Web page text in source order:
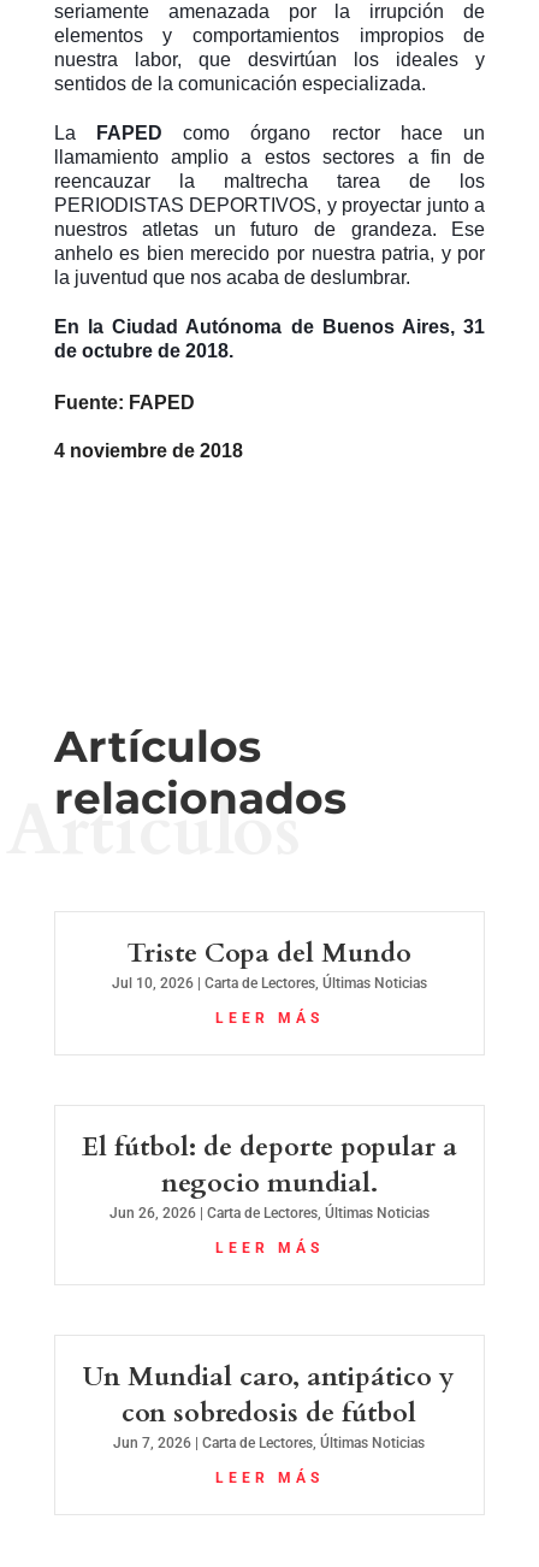
seriamente amenazada por la irrupción de
elementos y comportamientos impropios de
nuestra labor, que desvirtúan los ideales y
sentidos de la comunicación especializada.
La FAPED como órgano rector hace un
llamamiento amplio a estos sectores a fin de
reencauzar la maltrecha tarea de los
PERIODISTAS DEPORTIVOS, y proyectar junto a
nuestros atletas un futuro de grandeza. Ese
anhelo es bien merecido por nuestra patria, y por
la juventud que nos acaba de deslumbrar.
En la Ciudad Autónoma de Buenos Aires, 31
de octubre de 2018.
Fuente: FAPED
4 noviembre de 2018
Artículos
relacionados
Artículos
Triste Copa del Mundo
Jul 10, 2026| Carta de Lectores, Últimas Noticias
LEER MÁS
El fútbol: de deporte popular a
negocio mundial.
Jun 26, 2026| Carta de Lectores, Últimas Noticias
LEER MÁS
Un Mundial caro, antipático y
con sobredosis de fútbol
Jun 7, 2026 |Carta de Lectores,Últimas Noticias
LEER MÁS